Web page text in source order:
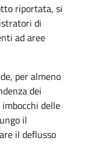
riportata, si
di
ad aree
per almeno
dei
delle
il
il deflusso